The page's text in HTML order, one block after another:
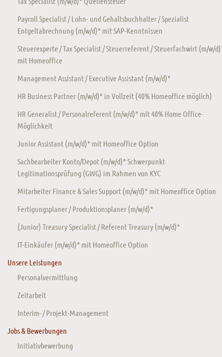
Payroll Specialist / Lohn- und Gehaltsbuchhalter / Spezialist
Entgeltabrechnung (m/w/d)* mit SAP-Kenntnissen
Steuerexperte / Tax Specialist / Steuerreferent / Steuerfachwirt (m/w/
mit Homeoffice
Management Assistant / Executive Assistant (m/w/d)*
HR Business Partner (m/w/d)* in Vollzeit (40% Homeoffice möglich)
HR Generalist / Personalreferent (m/w/d)* mit 40% Home Office-
Möglichkeit
Junior Assistant (m/w/d)* mit Homeoffice Option
Sachbearbeiter Konto/Depot (m/w/d)* Schwerpunkt
Legitimationsprüfung (GWG) im Rahmen von KYC
Mitarbeiter Finance & Sales Support (m/w/d)* mit Homeoffice Option
Fertigungsplaner / Produktionsplaner (m/w/d)*
(Junior) Treasury Specialist / Referent Treasury (m/w/d)*
IT-Einkäufer (m/w/d)* mit Homeoffice Option
Unsere Leistungen
Personalvermittlung
Zeitarbeit
Interim- / Projekt-Management
Jobs & Bewerbungen
Initiativbewerbung